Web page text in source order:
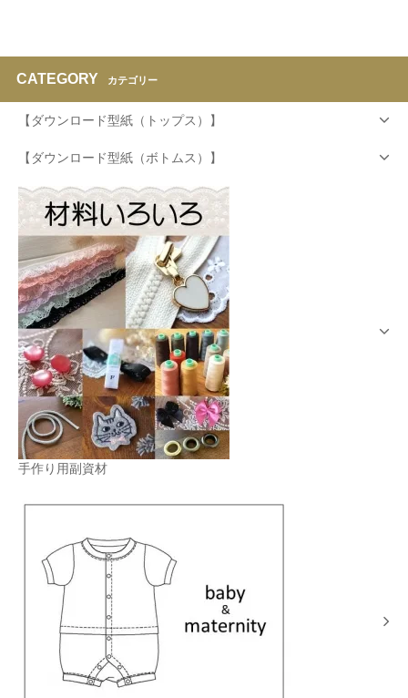
CATEGORY カテゴリー
【ダウンロード型紙（トップス）】
【ダウンロード型紙（ボトムス）】
手作り用副資材